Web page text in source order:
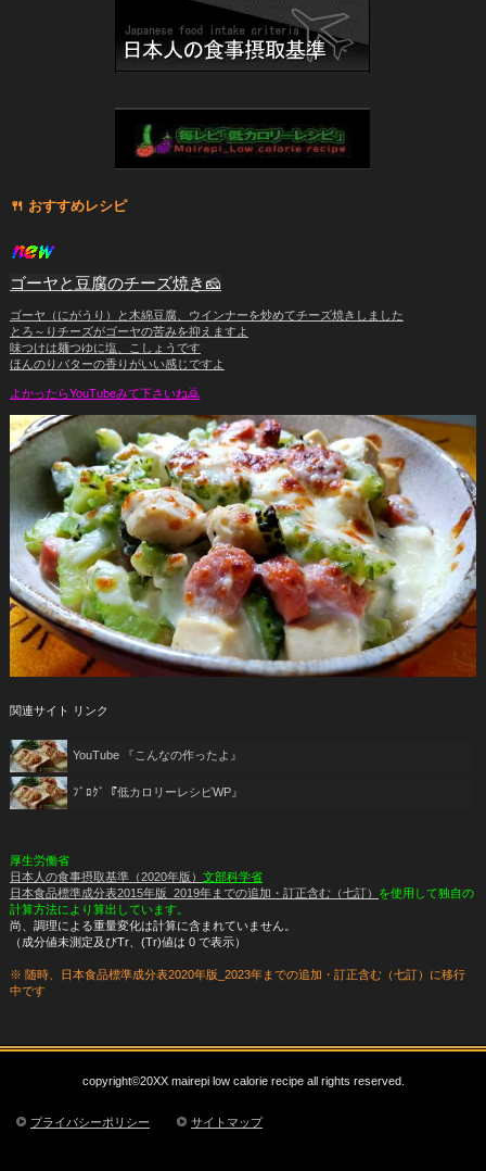
🍴 ️おすすめレシピ
ゴーヤと豆腐のチーズ焼き🧀
ゴーヤ（にがうり）と木綿豆腐、ウインナーを炒めてチーズ焼きしました
とろ～りチーズがゴーヤの苦みを抑えますよ
味つけは麺つゆに塩、こしょうです
ほんのりバターの香りがいい感じですよ
よかったらYouTubeみて下さいね🙇
関連サイト リンク
YouTube 『こんなの作ったよ』
ﾌﾞﾛｸﾞ 『低カロリーレシピWP』
厚生労働省
日本人の食事摂取基準（2020年版） 文部科学省
日本食品標準成分表2015年版_2019年までの追加・訂正含む（七訂） を使用して独自の
計算方法により算出しています。
尚、調理による重量変化は計算に含まれていません。
（成分値未測定及びTr、(Tr)値は 0 で表示）
※ 随時、日本食品標準成分表2020年版_2023年までの追加・訂正含む（七訂）に移行
中です
copyright©20XX mairepi low calorie recipe all rights reserved.
プライバシーポリシー サイトマップ